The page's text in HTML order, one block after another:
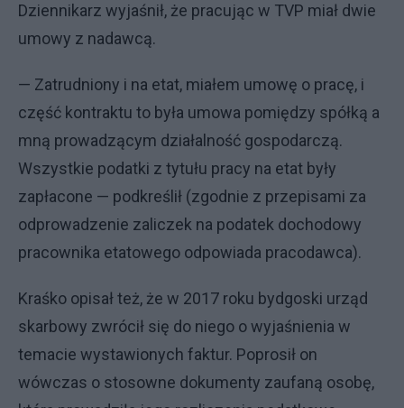
Dziennikarz wyjaśnił, że pracując w TVP miał dwie
umowy z nadawcą.
— Zatrudniony i na etat, miałem umowę o pracę, i
część kontraktu to była umowa pomiędzy spółką a
mną prowadzącym działalność gospodarczą.
Wszystkie podatki z tytułu pracy na etat były
zapłacone — podkreślił (zgodnie z przepisami za
odprowadzenie zaliczek na podatek dochodowy
pracownika etatowego odpowiada pracodawca).
Kraśko opisał też, że w 2017 roku bydgoski urząd
skarbowy zwrócił się do niego o wyjaśnienia w
temacie wystawionych faktur. Poprosił on
wówczas o stosowne dokumenty zaufaną osobę,